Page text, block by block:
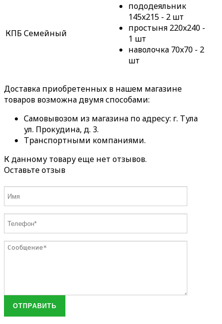
КПБ Семейный
пододеяльник
145x215 - 2 шт
простыня 220x240 -
1 шт
наволочка 70x70 - 2
шт
Доставка приобретенных в нашем магазине
товаров возможна двумя способами:
Самовывозом из магазина по адресу: г. Тула
ул. Прокудина, д. 3.
Транспортными компаниями.
К данному товару еще нет отзывов.
Оставьте отзыв
ОТПРАВИТЬ